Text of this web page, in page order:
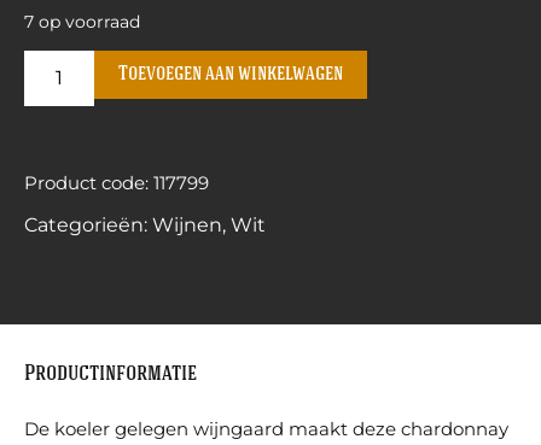
7 op voorraad
Toevoegen aan winkelwagen
Product code: 117799
Categorieën: Wijnen, Wit
Productinformatie
De koeler gelegen wijngaard maakt deze chardonnay